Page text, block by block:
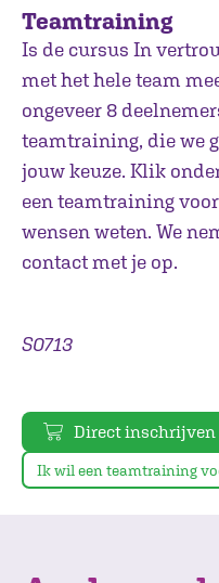
Teamtraining
Is de cursus In
met het hele team
ongeveer 8
teamtraining, die we
jouw keuze. Klik
een teamtraining
wensen weten. We
contact met je op.
S0713
Direct inschrijven
Ik wil een teamtraining